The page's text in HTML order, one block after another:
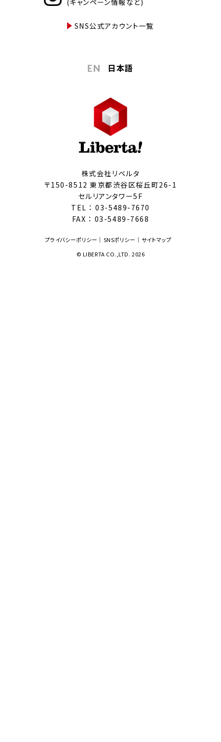
SNS公式アカウント一覧
EN 日本語
株式会社リベルタ
〒150-8512 東京都渋谷区桜丘町26-1
セルリアンタワー5F
TEL ：03-5489-7670
FAX ： 03-5489-7668
プライバシーポリシー SNSポリシー
サイトマップ
© LIBERTA CO.,LTD. 2026